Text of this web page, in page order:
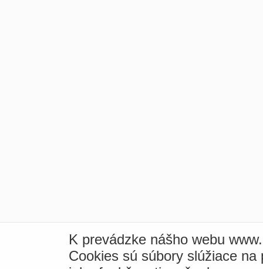
K prevádzke nášho webu
Cookies sú súbory slúžiace